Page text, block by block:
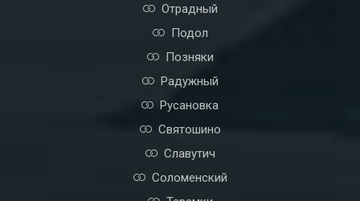
Отрадный
Подол
Позняки
Радужный
Русановка
Святошино
Славутич
Соломенский